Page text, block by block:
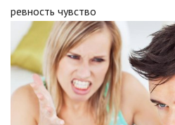
ревность чувство